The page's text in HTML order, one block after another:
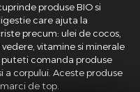
produse BIO si
care ajuta la
precum: ulei de cocos,
vitamine si minerale
puteti comanda produse
a corpului. Aceste produse
de top.